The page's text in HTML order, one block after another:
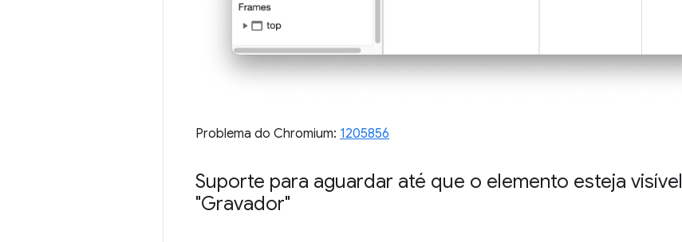
Problema do Chromium: 1205856
Suporte para aguardar até que o elemento esteja visível
"Gravador"